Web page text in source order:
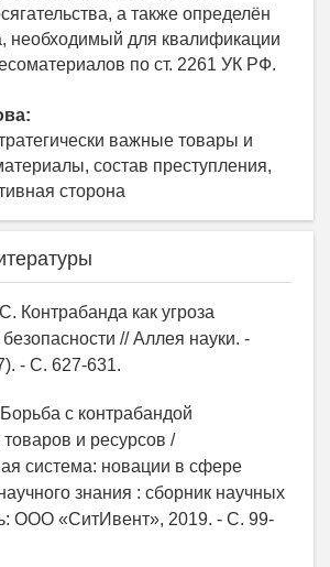
а также определён
необходимый для квалификации
по ст. 2261 УК РФ.
важные товары и
состав преступления,
сторона
Контрабанда как угроза
// Аллея науки. -
- С. 627-631.
с контрабандой
товаров и ресурсов /
система: новации в сфере
знания : сборник научных
ООО «СитИвент», 2019. - С. 99-